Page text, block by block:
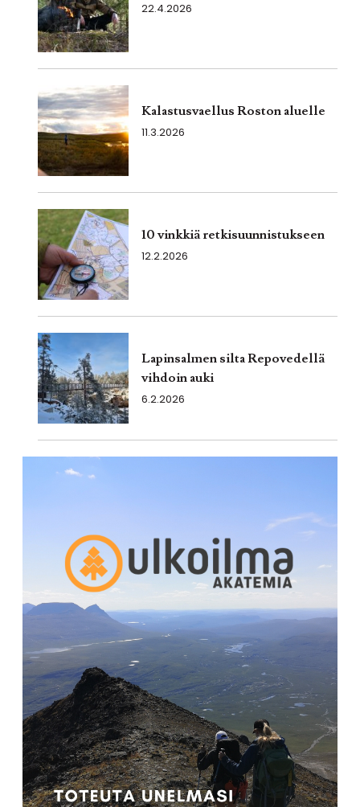
22.4.2026
Kalastusvaellus Roston aluelle
11.3.2026
10 vinkkiä retkisuunnistukseen
12.2.2026
Lapinsalmen silta Repovedellä
vihdoin auki
6.2.2026